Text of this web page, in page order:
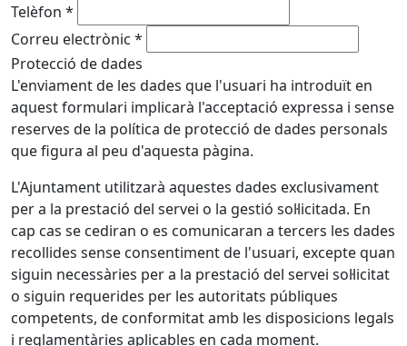
Telèfon *
Correu electrònic *
Protecció de dades
L'enviament de les dades que l'usuari ha introduït en
aquest formulari implicarà l'acceptació expressa i sense
reserves de la política de protecció de dades personals
que figura al peu d'aquesta pàgina.
L'Ajuntament utilitzarà aquestes dades exclusivament
per a la prestació del servei o la gestió sol·licitada. En
cap cas se cediran o es comunicaran a tercers les dades
recollides sense consentiment de l'usuari, excepte quan
siguin necessàries per a la prestació del servei sol·licitat
o siguin requerides per les autoritats públiques
competents, de conformitat amb les disposicions legals
i reglamentàries aplicables en cada moment.